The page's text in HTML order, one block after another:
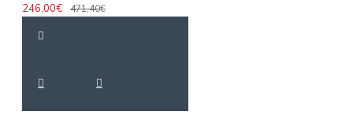
246,00€ 471,40€